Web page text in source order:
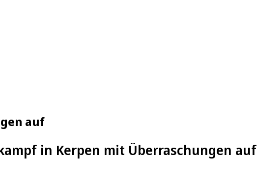
auf
in Kerpen mit Überraschungen auf